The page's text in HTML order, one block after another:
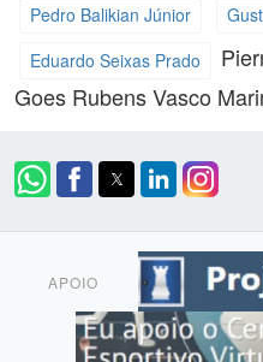
Pedro Balikian Júnior
Eduardo Seixas Prado
Goes Rubens Vasco
APOIO